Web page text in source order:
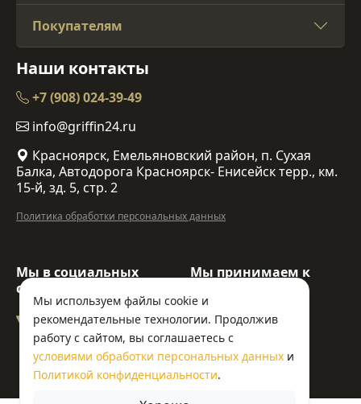
Мы используем файлы cookie и
рекомендательные технологии. Продолжив
работу с сайтом, вы соглашаетесь с
условиями обработки персональных данных и
Политикой конфиденциальности.
Покупателям
Наши контакты
+7 (908) 024-39-49
info@griffin24.ru
Красноярск, Емельяновский район, п. Сухая
Балка, Автодорога Красноярск- Енисейск терр., км.
15-й, зд. 5, стр. 2
Политика обработки персональных данных
Мы в социальных
сетях:
Мы принимаем к
© ООО «Гриффин»